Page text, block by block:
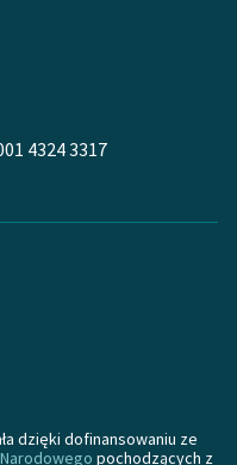
4324 3317
dzięki dofinansowaniu ze
pochodzących z